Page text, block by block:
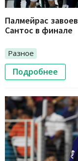
Палмейрас
Сантос в финале
Разное
Подробнее